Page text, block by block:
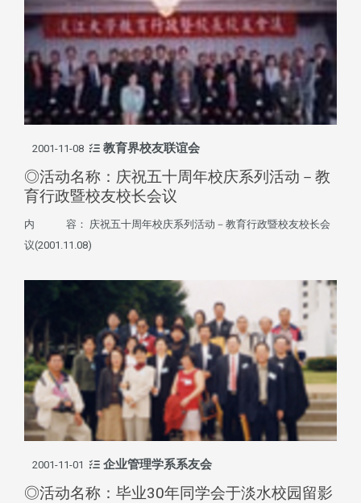
2001-11-08 教育界校友联谊会
◎活动名称：庆祝五十周年校庆系列活动－教
育行政暨校友校长会议
内 容： 庆祝五十周年校庆系列活动－教育行政暨校友校长会
议(2001.11.08)
2001-11-01 企业管理学系系友会
◎活动名称：毕业30年同学会于淡水校园留影